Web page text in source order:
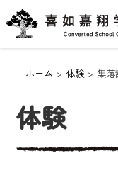
ホーム 体験 集落
体験